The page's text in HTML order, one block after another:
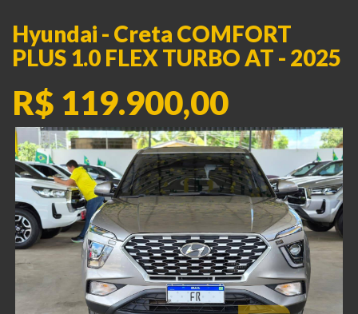
Hyundai - Creta COMFORT
PLUS 1.0 FLEX TURBO AT - 2025
R$ 119.900,00